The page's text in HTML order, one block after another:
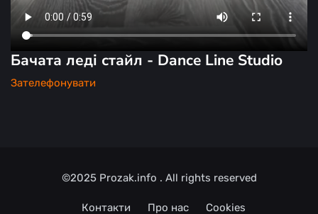
Бачата леді стайл - Dance Line Studio
Зателефонувати
©2025 Prozak.info . All rights reserved
Контакти Про нас Cookies